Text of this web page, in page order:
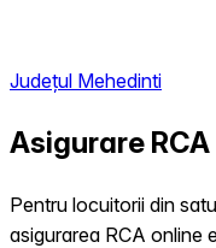
Județul Mehedinti
Asigurare
Pentru locuitorii din
asigurarea RCA online